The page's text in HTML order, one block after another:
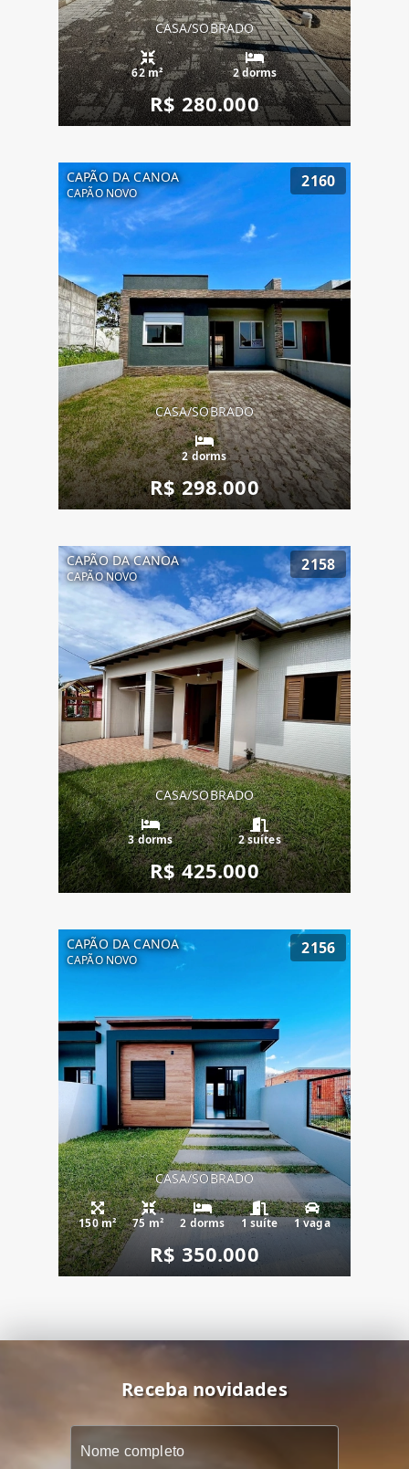
CASA/SOBRADO
62 m² 2 dorms
R$ 280.000
CAPÃO DA CANOA
CAPÃO NOVO
2160
CASA/SOBRADO
2 dorms
R$ 298.000
CAPÃO DA CANOA
CAPÃO NOVO
2158
CASA/SOBRADO
3 dorms 2 suítes
R$ 425.000
CAPÃO DA CANOA
CAPÃO NOVO
2156
CASA/SOBRADO
150 m² 75 m² 2 dorms 1 suíte 1 vaga
R$ 350.000
Receba novidades